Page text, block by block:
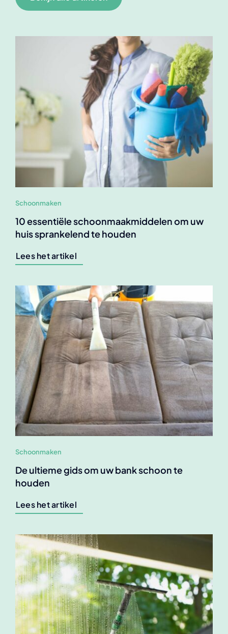
Schoonmaken
10 essentiële schoonmaakmiddelen om uw
huis sprankelend te houden
Lees het artikel
Schoonmaken
De ultieme gids om uw bank schoon te
houden
Lees het artikel